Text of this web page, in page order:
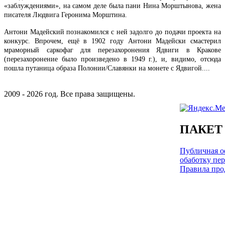
«заблуждениями», на самом деле была пани Нина Морштынова, жена
писателя Людвига Геронима Морштина.
Антони Мадейский познакомился с ней задолго до подачи проекта на
конкурс. Впрочем, ещё в 1902 году Антони Мадейски смастерил
мраморный саркофаг для перезахоронения Ядвиги в Кракове
(перезахоронение было произведено в 1949 г.), и, видимо, отсюда
пошла путаница образа Полонии/Славянки на монете с Ядвигой....
2009 - 2026 год. Все права защищены.
Публичная
обаботку
Правила